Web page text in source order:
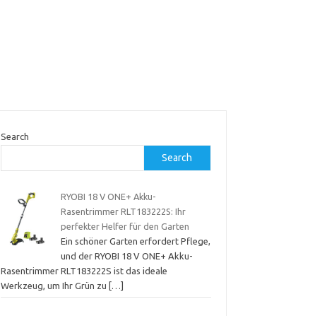
Search
Search
RYOBI 18 V ONE+ Akku-
Rasentrimmer RLT183222S: Ihr
perfekter Helfer für den Garten
Ein schöner Garten erfordert Pflege,
und der RYOBI 18 V ONE+ Akku-
Rasentrimmer RLT183222S ist das ideale
Werkzeug, um Ihr Grün zu
[…]